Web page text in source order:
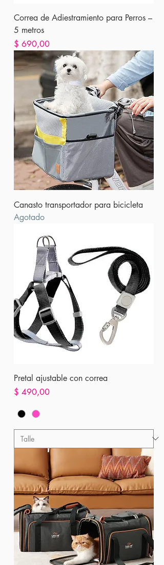
Correa de Adiestramiento para Perros –
5 metros
Precio
$ 690,00
Canasto transportador para bicicleta
Agotado
Pretal ajustable con correa
Precio
$ 490,00